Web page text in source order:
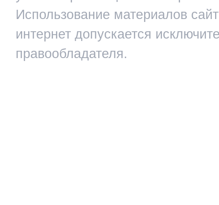
Использование материалов
интернет допускается
правообладателя.